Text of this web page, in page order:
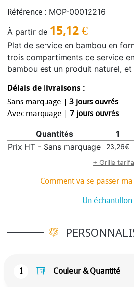
Référence : MOP-00012216
À partir de 15,12 €
Plat de service en bambou en
trois compartiments de service
bambou est un produit naturel,
variations de couleur, de
Délais de livraisons :
Sans marquage | 3 jours ouvrés
Avec marquage | 7 jours ouvrés
Quantités 1
Prix HT - Sans marquage
23,26€
+ Grille
Comment va se passer
Un échantillon
1 Couleur & Quantité